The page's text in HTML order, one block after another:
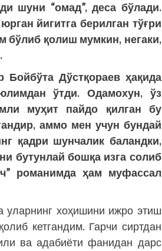
шуни “омад”, деса бўлади.
йигитга берилган тўғри
бўлиб қолиш мумкин, негаки,
Бойбўта Дўстқораев ҳақида
ўтди. Одамохун, ўз
муҳит пайдо қилган бу
аммо мен учун бундай
қадри шунчалик баландки,
бутунлай бошқа изга солиб
романимда ҳам муфассал
уларнинг хоҳишини ижро этиш
кетгандим. Гарчи сиртдан
ва адабиёти фанидан дарс